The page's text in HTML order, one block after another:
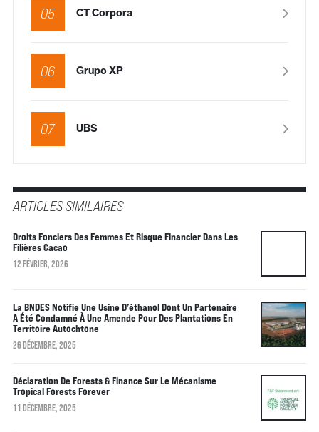
05 CT Corpora
06 Grupo XP
07 UBS
ARTICLES SIMILAIRES
Droits Fonciers Des Femmes Et Risque Financier Dans Les
Filières Cacao
12 FÉVRIER, 2026
La BNDES Notifie Une Usine D’éthanol Dont Un Partenaire
A Été Condamné À Une Amende Pour Des Plantations En
Territoire Autochtone
26 DÉCEMBRE, 2025
Déclaration De Forests & Finance Sur Le Mécanisme
Tropical Forests Forever
11 DÉCEMBRE, 2025